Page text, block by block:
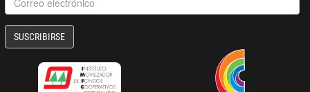
SUSCRIBIRSE